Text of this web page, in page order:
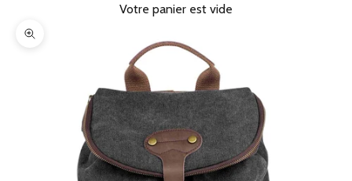
Votre panier est vide
Zoomer sur l'image